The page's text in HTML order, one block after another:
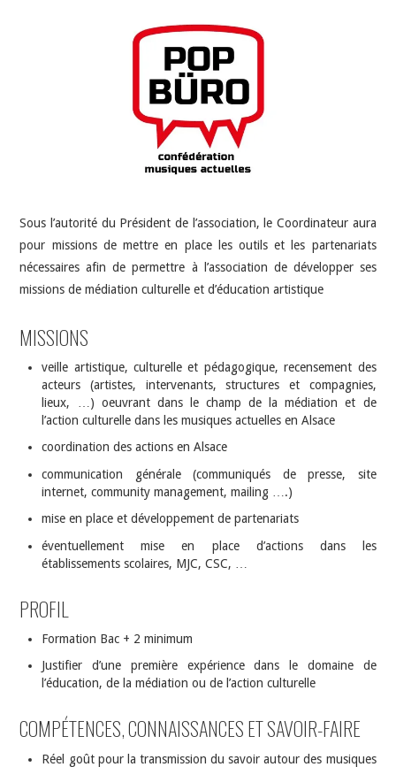
Sous l’autorité du Président de l’association, le Coordinateur aura
pour missions de mettre en place les outils et les partenariats
nécessaires afin de permettre à l’association de développer ses
missions de médiation culturelle et d’éducation artistique
MISSIONS
veille artistique, culturelle et pédagogique, recensement des
acteurs (artistes, intervenants, structures et compagnies,
lieux, …) oeuvrant dans le champ de la médiation et de
l’action culturelle dans les musiques actuelles en Alsace
coordination des actions en Alsace
communication générale (communiqués de presse, site
internet, community management, mailing ….)
mise en place et développement de partenariats
éventuellement mise en place d’actions dans les
établissements scolaires, MJC, CSC, …
PROFIL
Formation Bac + 2 minimum
Justifier d’une première expérience dans le domaine de
l’éducation, de la médiation ou de l’action culturelle
COMPÉTENCES, CONNAISSANCES ET SAVOIR-FAIRE
Réel goût pour la transmission du savoir autour des musiques